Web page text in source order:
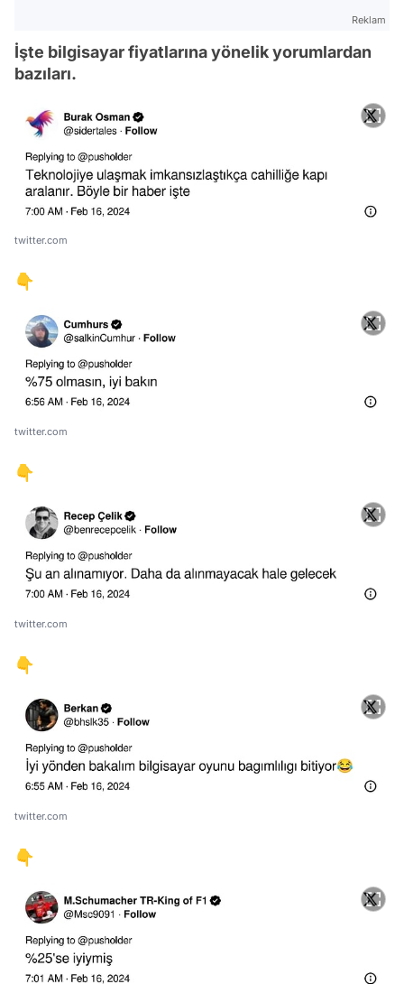
Reklam
İşte bilgisayar fiyatlarına yönelik yorumlardan
bazıları.
twitter.com
👇
twitter.com
👇
twitter.com
👇
twitter.com
👇